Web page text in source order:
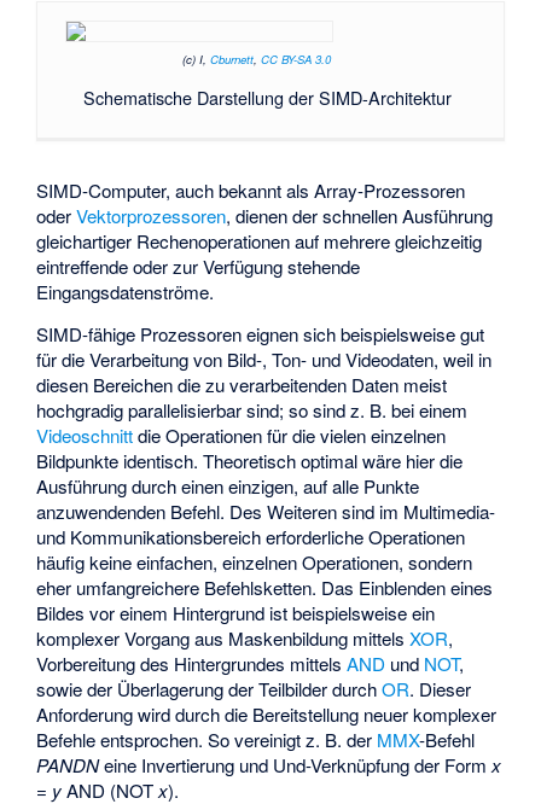
(c) I,Cburnett,CC BY-SA 3.0
Schematische Darstellung der SIMD-Architektur
SIMD-Computer, auch bekannt als Array-Prozessoren
oderVektorprozessoren, dienen der schnellen Ausführung
gleichartiger Rechenoperationen auf mehrere gleichzeitig
eintreffende oder zur Verfügung stehende
Eingangsdatenströme.
SIMD-fähige Prozessoren eignen sich beispielsweise gut
für die Verarbeitung von Bild-, Ton- und Videodaten, weil in
diesen Bereichen die zu verarbeitenden Daten meist
hochgradig parallelisierbar sind; so sind z. B. bei einem
Videoschnittdie Operationen für die vielen einzelnen
Bildpunkte identisch. Theoretisch optimal wäre hier die
Ausführung durch einen einzigen, auf alle Punkte
anzuwendenden Befehl. Des Weiteren sind im Multimedia-
und Kommunikationsbereich erforderliche Operationen
häufig keine einfachen, einzelnen Operationen, sondern
eher umfangreichere Befehlsketten. Das Einblenden eines
Bildes vor einem Hintergrund ist beispielsweise ein
komplexer Vorgang aus Maskenbildung mittelsXOR,
Vorbereitung des Hintergrundes mittelsAND und NOT,
sowie der Überlagerung der Teilbilder durchOR. Dieser
Anforderung wird durch die Bereitstellung neuer komplexer
Befehle entsprochen. So vereinigt z. B. der MMX-Befehl
PANDNeine Invertierung und Und-Verknüpfung der Formx
= yAND (NOTx).